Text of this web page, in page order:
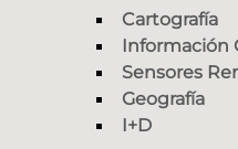
Cartografía
Información
Sensores
Geografía
I+D